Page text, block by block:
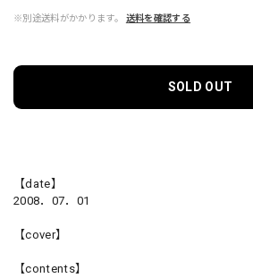
※別途送料がかかります。 送料を確認する
SOLD OUT
【date】
2008．07．01
【cover】
【contents】